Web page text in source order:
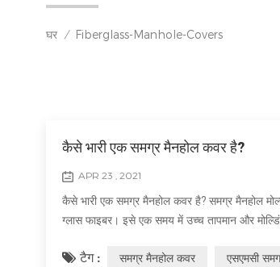
घर / Fiberglass-Manhole-Covers
कैसे भारी एक समग्र मैनहोल कवर है?
APR 23 , 2021
कैसे भारी एक समग्र मैनहोल कवर है? समग्र मैनहोल
ग्लास फाइबर। इसे एक समय में उच्च तापमान और
टैग : समग्र मैनहोल कवर एसएमसी